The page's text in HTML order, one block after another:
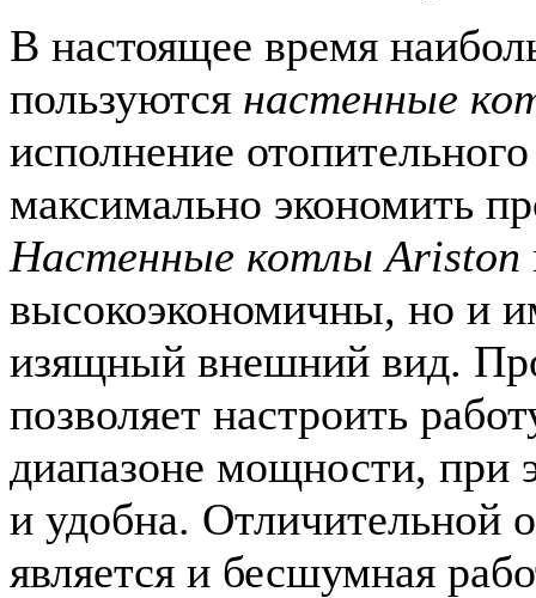
В настоящее время
пользуются настенные
исполнение
максимально экономить
Настенные котлы Ariston
высокоэкономичны, но и
изящный внешний вид.
позволяет настроить
диапазоне мощности, при
и удобна. Отличительной
является и бесшумная